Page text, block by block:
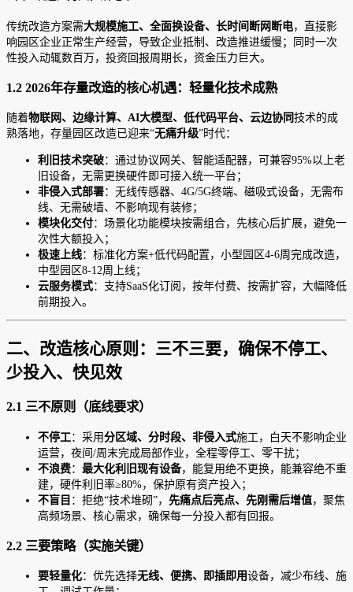
传统改造方案需大规模施工、全面换设备、长时间断网断电，直接影
响园区企业正常生产经营，导致企业抵制、改造推进缓慢；同时一次
性投入动辄数百万，投资回报周期长，资金压力巨大。
1.2 2026年存量改造的核心机遇：轻量化技术成熟
随着物联网、边缘计算、AI大模型、低代码平台、云边协同技术的成
熟落地，存量园区改造已迎来“无痛升级”时代：
利旧技术突破：通过协议网关、智能适配器，可兼容95%以上老
旧设备，无需更换硬件即可接入统一平台；
非侵入式部署：无线传感器、4G/5G终端、磁吸式设备，无需布
线、无需破墙、不影响现有装修；
模块化交付：场景化功能模块按需组合，先核心后扩展，避免一
次性大额投入；
极速上线：标准化方案+低代码配置，小型园区4-6周完成改造，
中型园区8-12周上线；
云服务模式：支持SaaS化订阅，按年付费、按需扩容，大幅降低
前期投入。
二、改造核心原则：三不三要，确保不停工、
少投入、快见效
2.1 三不原则（底线要求）
不停工：采用分区域、分时段、非侵入式施工，白天不影响企业
运营，夜间/周末完成局部作业，全程零停工、零干扰；
不浪费： 最大化利旧现有设备，能复用绝不更换，能兼容绝不重
建，硬件利旧率≥80%，保护原有资产投入；
不盲目 ：拒绝“技术堆砌”， 先痛点后亮点、先刚需后增值，聚焦
高频场景、核心需求，确保每一分投入都有回报。
2.2 三要策略（实施关键）
要轻量化：优先选择无线、便携、即插即用设备，减少布线、施